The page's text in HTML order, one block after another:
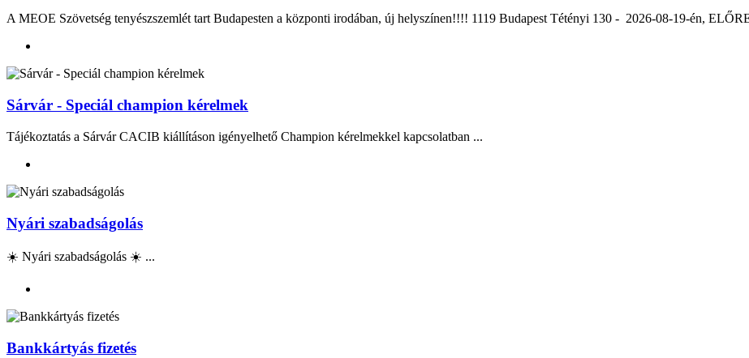
A MEOE Szövetség tenyészszemlét tart Budapesten a központi irodában, új helyszínen!!!! 1119 Budapest Tétényi 130 - 2026-08-19-én,
Sárvár - Speciál champion kérelmek
Tájékoztatás a Sárvár CACIB kiállításon igényelhető Champion kérelmekkel kapcsolatban ...
Nyári szabadságolás
☀️ Nyári szabadságolás ☀️ ...
Bankkártyás fizetés